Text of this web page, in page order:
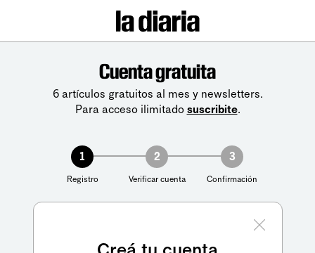
Cuenta gratuita
6 artículos gratuitos al mes y newsletters.
Para acceso ilimitado suscribite.
1
Registro
2
Verificar cuenta
3
Confirmación